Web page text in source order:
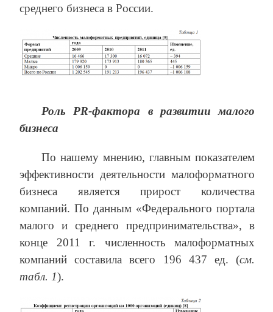
среднего бизнеса в России.
Роль PR-фактора в развитии малого
бизнеса
По нашему мнению, главным показателем
эффективности деятельности малоформатного
бизнеса является прирост количества
компаний. По данным «Федерального портала
малого и среднего предпринимательства», в
конце 2011 г. численность малоформатных
компаний составила всего 196 437 ед. (см.
табл. 1).